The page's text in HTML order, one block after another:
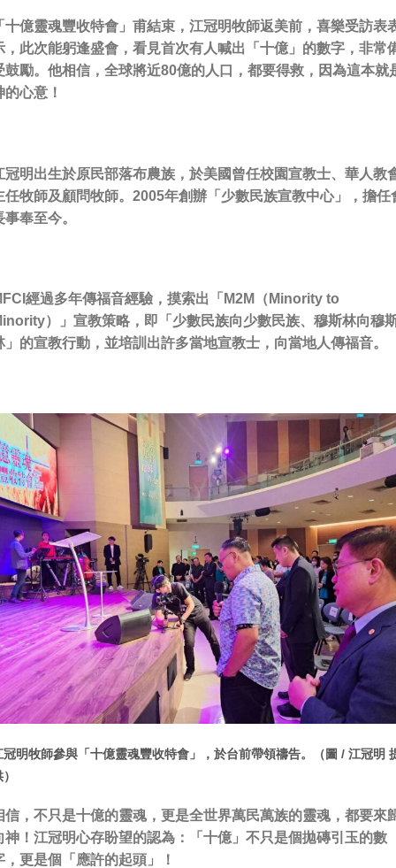
十億靈魂豐收特會」甫結束，江冠明牧師返美前，喜樂受訪表
，此次能躬逢盛會，看見首次有人喊出「十億」的數字，非常
鼓勵。他相信，全球將近80億的人口，都要得救，因為這本就
的心意！
冠明出生於原民部落布農族，於美國曾任校園宣教士、華人教
任牧師及顧問牧師。2005年創辦「少數民族宣教中心」，擔任
事奉至今。
經過多年傳福音經驗，摸索出「M2M（Minority to
）」宣教策略，即「少數民族向少數民族、穆斯林向穆
」的宣教行動，並培訓出許多當地宣教士，向當地人傳福音。
冠明牧師參與「十億靈魂豐收特會」，於台前帶領禱告。（圖 / 江冠明
信， 不只是十億的靈魂，更是全世界萬民萬族的靈魂，都要來
神！ 江冠明心存盼望的認為 ：「十億」不只是個拋磚引玉的數
，更是個「應許的起頭」！